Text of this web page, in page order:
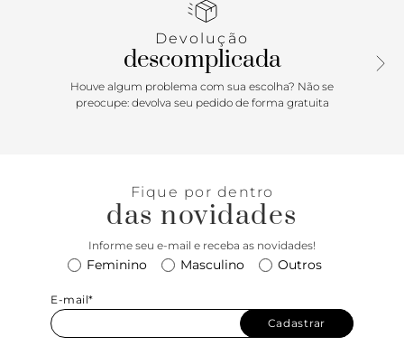
duas tirinhas sobre os dedos, outra que perpassa em curva
detalhe para aplicação de adorno metálico central - com
efeito torcido, na tira. Apresenta tira traseira que contorna o
calcanhar, que se conecta na tira superior, com fecho
afivelado na lateral do tornozelo. Traz palmilha comfy e
proposta do calce combina a estética maximalista e
sofisticada da época, com a individualidade e o desejo de
assimétricas e o adorno metálico equilibram praticidade e
imponência na hora de compor o visual.
Devolução
descomplicada
Houve algum problema com sua escolha? Não se
preocupe: devolva seu pedido de forma gratuita
Fique por dentro
das novidades
Informe seu e-mail e receba as novidades!
Feminino Masculino Outros
E-mail*
Cadastrar